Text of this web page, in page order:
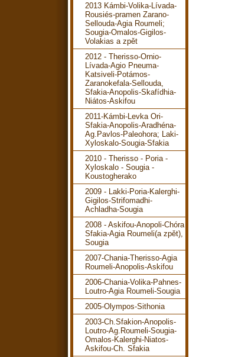
2013 Kámbi-Volika-Lívada-
Rousiés-pramen Zarano-
Sellouda-Agia Roumeli;
Sougia-Omalos-Gigilos-
Volakias a zpět
2012 - Therisso-Ornio-
Lívada-Agio Pneuma-
Katsiveli-Potámos-
Zaranokefala-Sellouda,
Sfakia-Anopolis-Skafídhia-
Niátos-Askifou
2011-Kámbi-Levka Ori-
Sfakia-Anopolis-Aradhéna-
Ag.Pavlos-Paleohora; Laki-
Xyloskalo-Sougia-Sfakia
2010 - Therisso - Poria -
Xyloskalo - Sougia -
Koustogherako
2009 - Lakki-Poria-Kalerghi-
Gigilos-Strifomadhi-
Achladha-Sougia
2008 - Askifou-Anopoli-Chóra
Sfakia-Agia Roumeli(a zpět),
Sougia
2007-Chania-Therisso-Agia
Roumeli-Anopolis-Askifou
2006-Chania-Volika-Pahnes-
Loutro-Agia Roumeli-Sougia
2005-Olympos-Sithonia
2003-Ch.Sfakion-Anopolis-
Loutro-Ag.Roumeli-Sougia-
Omalos-Kalerghi-Niatos-
Askifou-Ch. Sfakia